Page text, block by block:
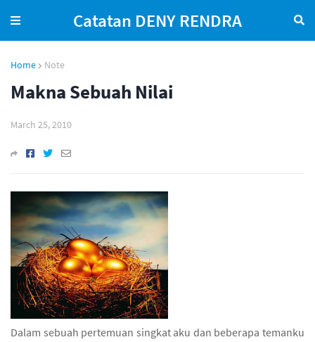
Catatan DENY RENDRA
Home Note
Makna Sebuah Nilai
March 25, 2010
Dalam sebuah pertemuan singkat aku dan beberapa temanku